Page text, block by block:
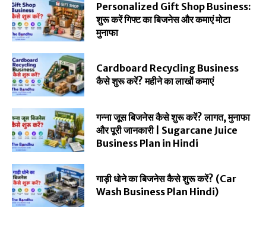
Personalized Gift Shop Business:
शुरू करें गिफ्ट का बिजनेस और कमाएं मोटा
मुनाफा
Cardboard Recycling Business
कैसे शुरू करें? महीने का लाखों कमाएं
गन्ना जूस बिजनेस कैसे शुरू करें? लागत, मुनाफा
और पूरी जानकारी | Sugarcane Juice
Business Plan in Hindi
गाड़ी धोने का बिजनेस कैसे शुरू करें? (Car
Wash Business Plan Hindi)